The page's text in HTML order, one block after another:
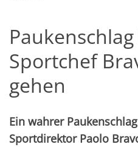
Sportchef
gehen
Ein wahrer
Sportdirektor Paolo